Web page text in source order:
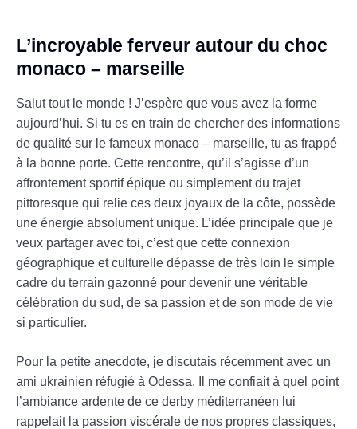
L’incroyable ferveur autour du choc
monaco – marseille
Salut tout le monde ! J’espère que vous avez la forme
aujourd’hui. Si tu es en train de chercher des informations
de qualité sur le fameux monaco – marseille, tu as frappé
à la bonne porte. Cette rencontre, qu’il s’agisse d’un
affrontement sportif épique ou simplement du trajet
pittoresque qui relie ces deux joyaux de la côte, possède
une énergie absolument unique. L’idée principale que je
veux partager avec toi, c’est que cette connexion
géographique et culturelle dépasse de très loin le simple
cadre du terrain gazonné pour devenir une véritable
célébration du sud, de sa passion et de son mode de vie
si particulier.
Pour la petite anecdote, je discutais récemment avec un
ami ukrainien réfugié à Odessa. Il me confiait à quel point
l’ambiance ardente de ce derby méditerranéen lui
rappelait la passion viscérale de nos propres classiques,